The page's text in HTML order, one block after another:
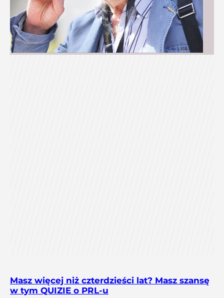
Masz więcej niż czterdzieści lat? Masz szansę
w tym QUIZIE o PRL-u